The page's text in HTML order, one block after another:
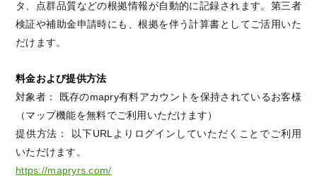
タ、点群品質などの根拠情報が自動的に記録されます。第三者
検証や補助金申請時にも、根拠を伴う計算書としてご活用いた
だけます。
料金および提供方法
対象者： 既存のmapry有料アカウントを保持されているお客様
（マップ機能を無料でご利用いただけます）
提供方法： 以下URLよりログインしていただくことでご利用
いただけます。
https://mapryrs.com/